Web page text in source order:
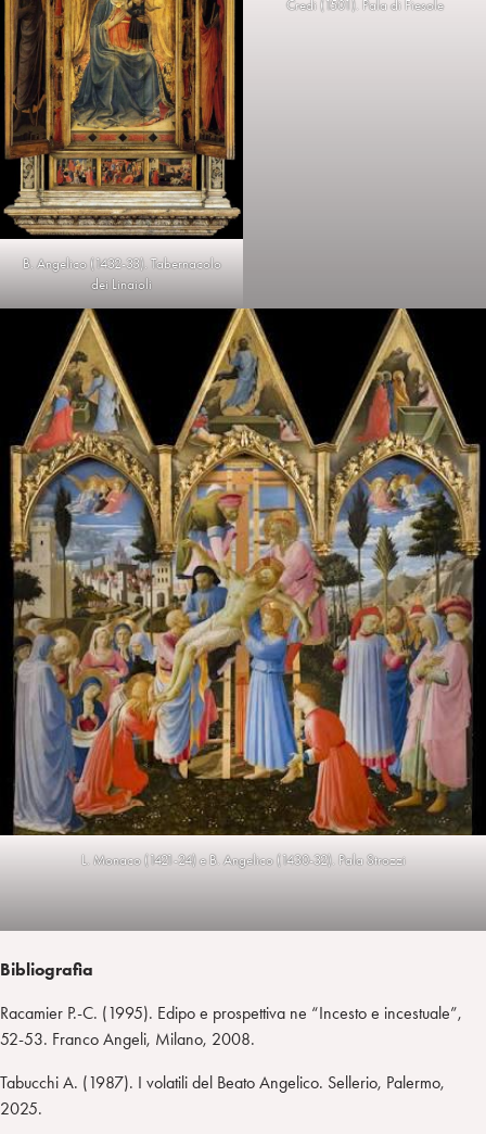
B. Angelico (1432-33). Tabernacolo
dei Linaioli
Credi (1501). Pala di Fiesole
L. Monaco (1421-24) e B. Angelico (1430-32). Pala Strozzi
Bibliografia
Racamier P.-C. (1995). Edipo e prospettiva ne “Incesto e incestuale”,
52-53. Franco Angeli, Milano, 2008.
Tabucchi A. (1987). I volatili del Beato Angelico. Sellerio, Palermo,
2025.